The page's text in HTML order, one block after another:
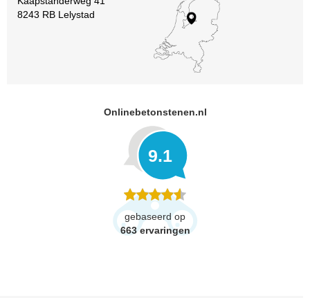
8243 RB Lelystad
Onlinebetonstenen.nl
9.1
gebaseerd op
663 ervaringen